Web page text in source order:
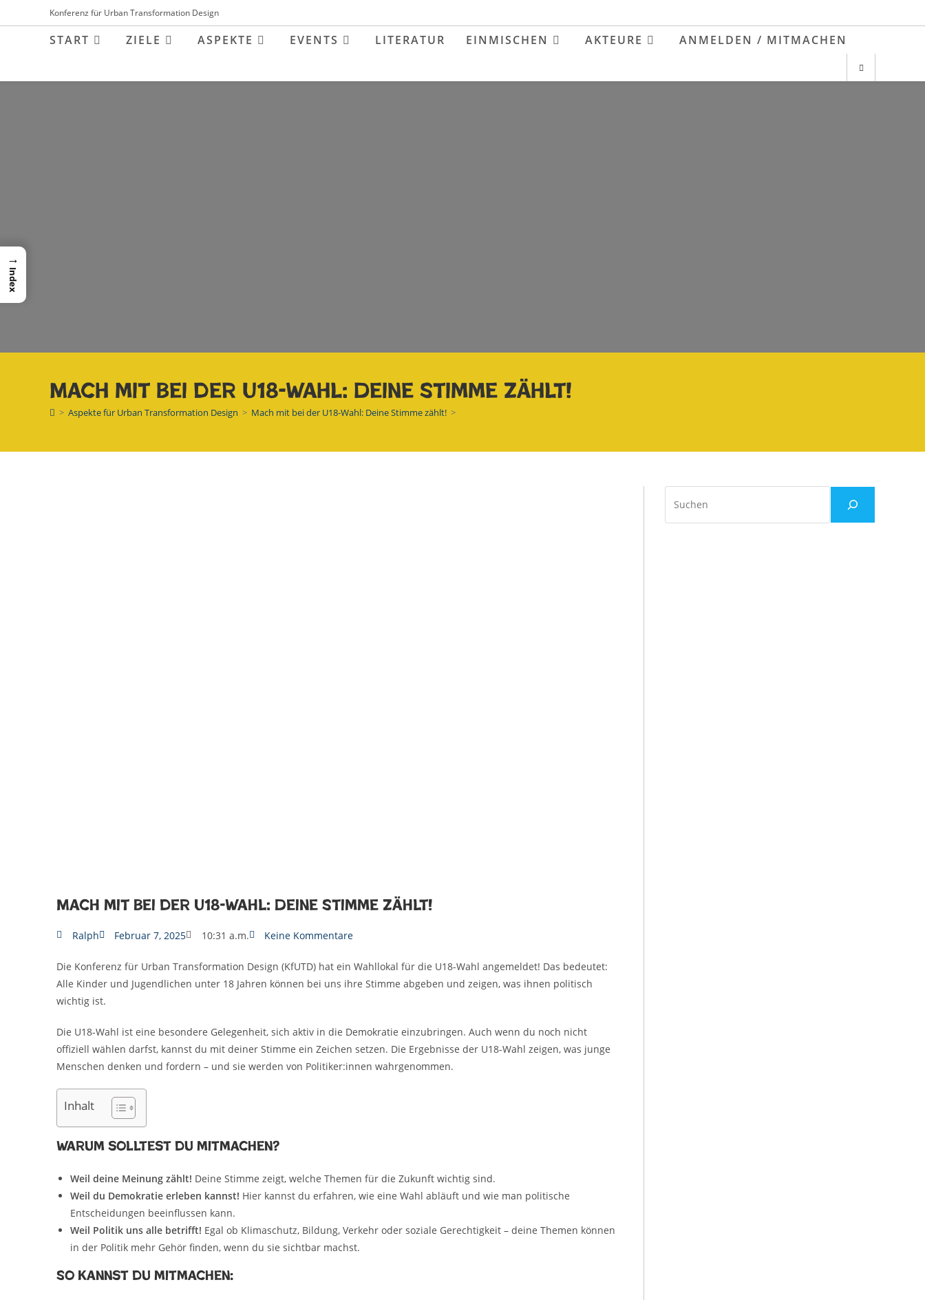
Konferenz für Urban Transformation Design
START ZIELE ASPEKTE EVENTS LITERATUR EINMISCHEN AKTEURE ANMELDEN / MITMACHEN
Mach mit bei der U18-Wahl: Deine Stimme zählt!
> Aspekte für Urban Transformation Design > Mach mit bei der U18-Wahl: Deine Stimme zählt! >
Mach mit bei der U18-Wahl: Deine Stimme zählt!
Ralph Februar 7, 2025 10:31 a.m. Keine Kommentare
Die Konferenz für Urban Transformation Design (KfUTD) hat ein Wahllokal für die U18-Wahl angemeldet! Das bedeutet:
Alle Kinder und Jugendlichen unter 18 Jahren können bei uns ihre Stimme abgeben und zeigen, was ihnen politisch
wichtig ist.
Die U18-Wahl ist eine besondere Gelegenheit, sich aktiv in die Demokratie einzubringen. Auch wenn du noch nicht
offiziell wählen darfst, kannst du mit deiner Stimme ein Zeichen setzen. Die Ergebnisse der U18-Wahl zeigen, was junge
Menschen denken und fordern – und sie werden von Politiker:innen wahrgenommen.
Inhalt
Warum solltest du mitmachen?
Weil deine Meinung zählt! Deine Stimme zeigt, welche Themen für die Zukunft wichtig sind.
Weil du Demokratie erleben kannst! Hier kannst du erfahren, wie eine Wahl abläuft und wie man politische
Entscheidungen beeinflussen kann.
Weil Politik uns alle betrifft! Egal ob Klimaschutz, Bildung, Verkehr oder soziale Gerechtigkeit – deine Themen können
in der Politik mehr Gehör finden, wenn du sie sichtbar machst.
So kannst du mitmachen:
→
Index